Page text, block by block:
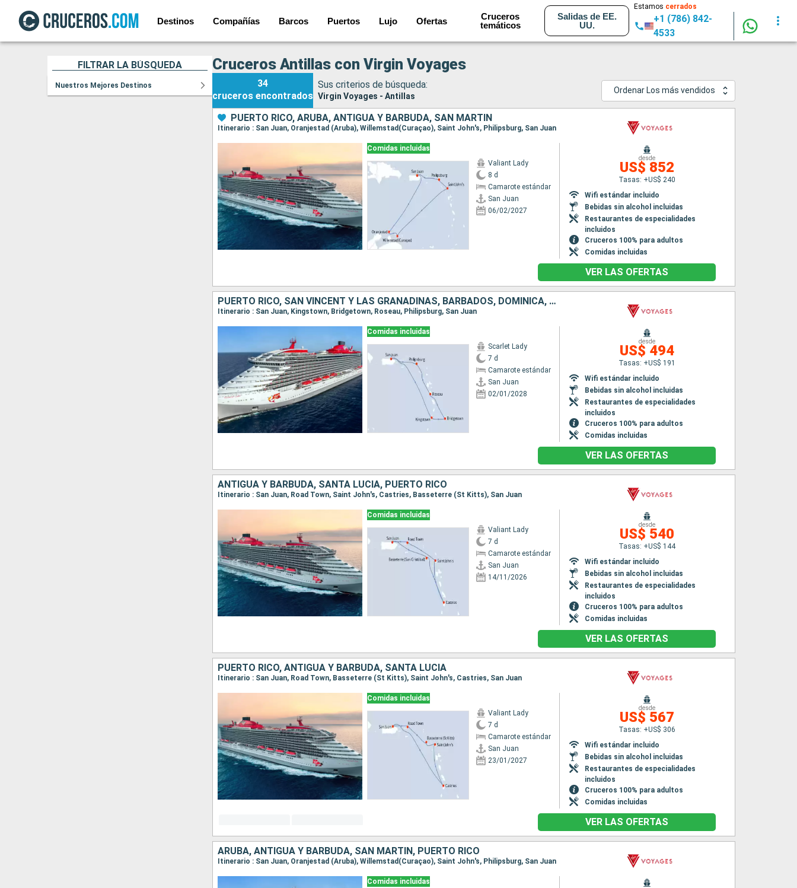
Destinos Compañías Barcos Puertos Lujo Ofertas
Cruceros
temáticos
Salidas de EE.
UU.
Estamos cerrados
+1 (786) 842-
4533
FILTRAR LA BÚSQUEDA
Nuestros Mejores Destinos
Cruceros Antillas con Virgin Voyages
34
cruceros encontrados
Sus criterios de búsqueda:
Virgin Voyages - Antillas
Ordenar Los más vendidos
PUERTO RICO, ARUBA, ANTIGUA Y BARBUDA, SAN MARTÍN
Itinerario : San Juan, Oranjestad (Aruba), Willemstad(Curaçao), Saint John's, Philipsburg, San Juan
Comidas incluidas
Valiant Lady
8 d
Camarote estándar
San Juan
06/02/2027
desde
US$ 852
Tasas: +US$ 240
Wifi estándar incluido
Bebidas sin alcohol incluidas
Restaurantes de especialidades
incluidos
Cruceros 100% para adultos
Comidas incluidas
VER LAS OFERTAS
PUERTO RICO, SAN VINCENT Y LAS GRANADINAS, BARBADOS, DOMINICA, SAN MARTÍN
Itinerario : San Juan, Kingstown, Bridgetown, Roseau, Philipsburg, San Juan
Comidas incluidas
Scarlet Lady
7 d
Camarote estándar
San Juan
02/01/2028
desde
US$ 494
Tasas: +US$ 191
Wifi estándar incluido
Bebidas sin alcohol incluidas
Restaurantes de especialidades
incluidos
Cruceros 100% para adultos
Comidas incluidas
VER LAS OFERTAS
ANTIGUA Y BARBUDA, SANTA LUCIA, PUERTO RICO
Itinerario : San Juan, Road Town, Saint John's, Castries, Basseterre (St Kitts), San Juan
Comidas incluidas
Valiant Lady
7 d
Camarote estándar
San Juan
14/11/2026
desde
US$ 540
Tasas: +US$ 144
Wifi estándar incluido
Bebidas sin alcohol incluidas
Restaurantes de especialidades
incluidos
Cruceros 100% para adultos
Comidas incluidas
VER LAS OFERTAS
PUERTO RICO, ANTIGUA Y BARBUDA, SANTA LUCIA
Itinerario : San Juan, Road Town, Basseterre (St Kitts), Saint John's, Castries, San Juan
Comidas incluidas
Valiant Lady
7 d
Camarote estándar
San Juan
23/01/2027
desde
US$ 567
Tasas: +US$ 306
Wifi estándar incluido
Bebidas sin alcohol incluidas
Restaurantes de especialidades
incluidos
Cruceros 100% para adultos
Comidas incluidas
VER LAS OFERTAS
ARUBA, ANTIGUA Y BARBUDA, SAN MARTÍN, PUERTO RICO
Itinerario : San Juan, Oranjestad (Aruba), Willemstad(Curaçao), Saint John's, Philipsburg, San Juan
Comidas incluidas